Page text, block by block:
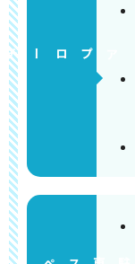
アプローチ